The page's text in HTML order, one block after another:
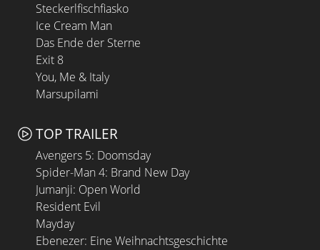
Steckerlfischfiasko
Ice Cream Man
Das Ende der Sterne
Exit 8
You, Me & Italy
Marsupilami
TOP TRAILER
Avengers 5: Doomsday
Spider-Man 4: Brand New Day
Jumanji: Open World
Resident Evil
Mayday
Ebenezer: Eine Weihnachtsgeschichte